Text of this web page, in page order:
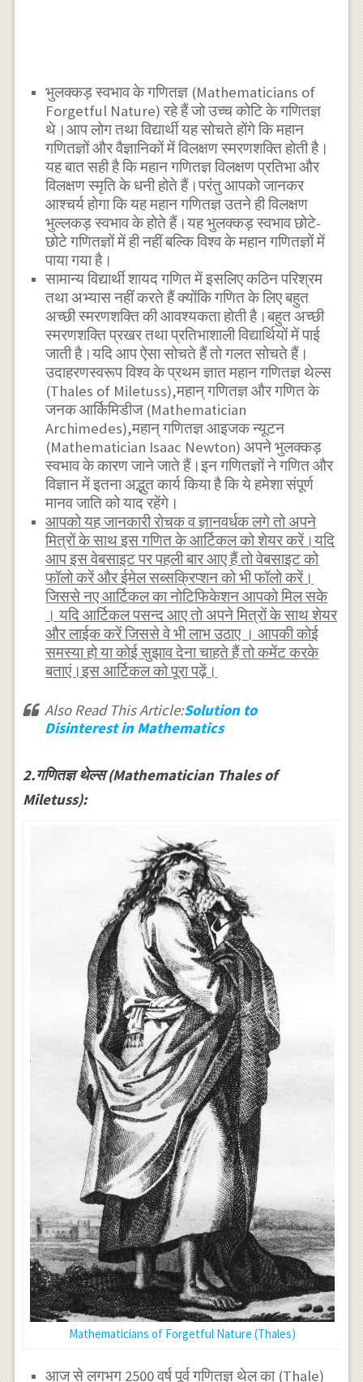
भुलक्कड़ स्वभाव के गणितज्ञ (Mathematicians of
Forgetful Nature) रहे हैं जो उच्च कोटि के गणितज्ञ
थे।आप लोग तथा विद्यार्थी यह सोचते होंगे कि महान
गणितज्ञों और वैज्ञानिकों में विलक्षण स्मरणशक्ति होती है।
यह बात सही है कि महान गणितज्ञ विलक्षण प्रतिभा और
विलक्षण स्मृति के धनी होते हैं।परंतु आपको जानकर
आश्चर्य होगा कि यह महान गणितज्ञ उतने ही विलक्षण
भुल्लकड़ स्वभाव के होते हैं।यह भुलक्कड़ स्वभाव छोटे-
छोटे गणितज्ञों में ही नहीं बल्कि विश्व के महान गणितज्ञों में
पाया गया है।
सामान्य विद्यार्थी शायद गणित में इसलिए कठिन परिश्रम
तथा अभ्यास नहीं करते हैं क्योंकि गणित के लिए बहुत
अच्छी स्मरणशक्ति की आवश्यकता होती है।बहुत अच्छी
स्मरणशक्ति प्रखर तथा प्रतिभाशाली विद्यार्थियों में पाई
जाती है।यदि आप ऐसा सोचते हैं तो गलत सोचते हैं।
उदाहरणस्वरूप विश्व के प्रथम ज्ञात महान गणितज्ञ थेल्स
(Thales of Miletuss),महान् गणितज्ञ और गणित के
जनक आर्किमिडीज (Mathematician
Archimedes),महान् गणितज्ञ आइजक न्यूटन
(Mathematician Isaac Newton) अपने भुलक्कड़
स्वभाव के कारण जाने जाते हैं।इन गणितज्ञों ने गणित और
विज्ञान में इतना अद्भुत कार्य किया है कि ये हमेशा संपूर्ण
मानव जाति को याद रहेंगे।
आपको यह जानकारी रोचक व ज्ञानवर्धक लगे तो अपने
मित्रों के साथ इस गणित के आर्टिकल को शेयर करें।यदि
आप इस वेबसाइट पर पहली बार आए हैं तो वेबसाइट को
फॉलो करें और ईमेल सब्सक्रिप्शन को भी फॉलो करें।
जिससे नए आर्टिकल का नोटिफिकेशन आपको मिल सके
। यदि आर्टिकल पसन्द आए तो अपने मित्रों के साथ शेयर
और लाईक करें जिससे वे भी लाभ उठाए । आपकी कोई
समस्या हो या कोई सुझाव देना चाहते हैं तो कमेंट करके
बताएं।इस आर्टिकल को पूरा पढ़ें।
Also Read This Article:Solution to
Disinterest in Mathematics
2.गणितज्ञ थेल्स (Mathematician Thales of
Miletuss):
Mathematicians of Forgetful Nature (Thales)
आज से लगभग 2500 वर्ष पूर्व गणितज्ञ थेल का (Thale)